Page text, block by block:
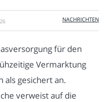
NACHRICHTEN
für den
Vermarktung
als gesichert an.
verweist auf die